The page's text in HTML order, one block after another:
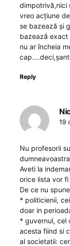
dimpotrivă,nici
vreo acțiune
se bazează și
bazează
nu ar încheia
Reply
19
Nu profesorii
Aveti la
orice lista vor
De ce nu
* politicienii,
doar in
* guvernul, cel
acesta fiind si
al societatii: